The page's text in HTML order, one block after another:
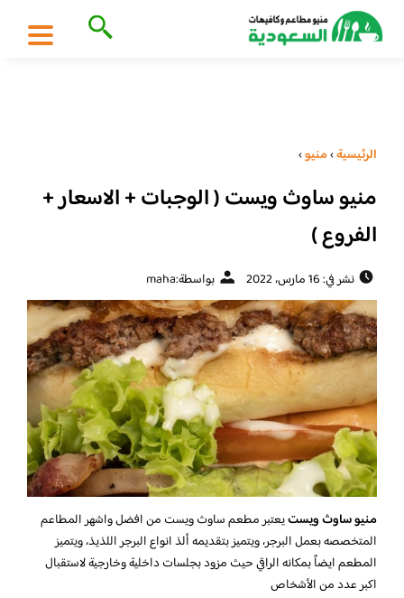
الرئيسية›منيو›
منيو ساوث ويست ( الوجبات + الاسعار +
الفروع )
نشر في: 16 مارس، 2022 بواسطة:maha
منيو ساوث ويستيعتبر مطعم ساوث ويست من افضل واشهر المطاعم
المتخصصه بعمل البرجر، ويتميز بتقديمه ألذ انواع البرجر اللذيذ، ويتميز
المطعم ايضاً بمكانه الراقي حيث مزود بجلسات داخلية وخارجية لاستقبال
اكبر عدد من الأشخاص